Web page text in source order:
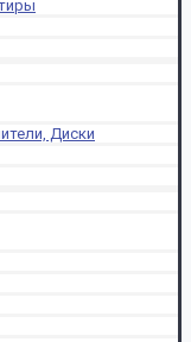
Диски